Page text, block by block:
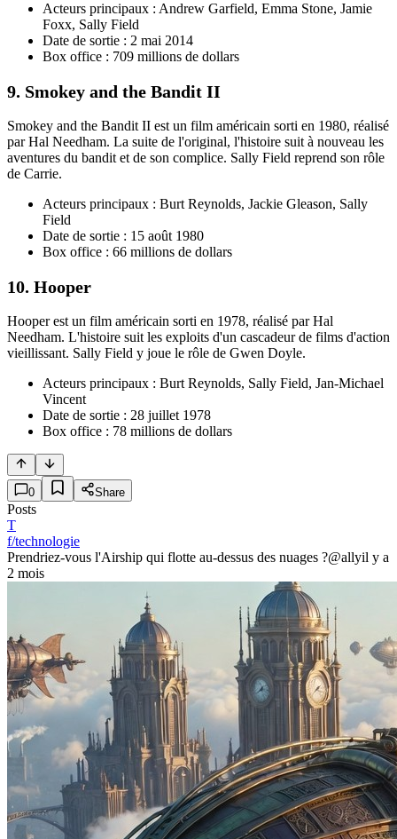
Acteurs principaux : Andrew Garfield, Emma Stone, Jamie
Foxx, Sally Field
Date de sortie : 2 mai 2014
Box office : 709 millions de dollars
9. Smokey and the Bandit II
Smokey and the Bandit II est un film américain sorti en 1980, réalisé
par Hal Needham. La suite de l'original, l'histoire suit à nouveau les
aventures du bandit et de son complice. Sally Field reprend son rôle
de Carrie.
Acteurs principaux : Burt Reynolds, Jackie Gleason, Sally
Field
Date de sortie : 15 août 1980
Box office : 66 millions de dollars
10. Hooper
Hooper est un film américain sorti en 1978, réalisé par Hal
Needham. L'histoire suit les exploits d'un cascadeur de films d'action
vieillissant. Sally Field y joue le rôle de Gwen Doyle.
Acteurs principaux : Burt Reynolds, Sally Field, Jan-Michael
Vincent
Date de sortie : 28 juillet 1978
Box office : 78 millions de dollars
0 Share
Posts
T
f/technologie
Prendriez-vous l'Airship qui flotte au-dessus des nuages ?@allyil y a
2 mois